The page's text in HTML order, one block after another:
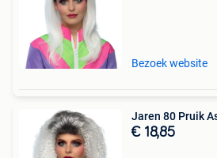
Bezoek website
Jaren 80 Pruik
€ 18,85